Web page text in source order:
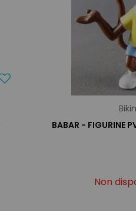
Bikin
BABAR - FIGURINE
Non